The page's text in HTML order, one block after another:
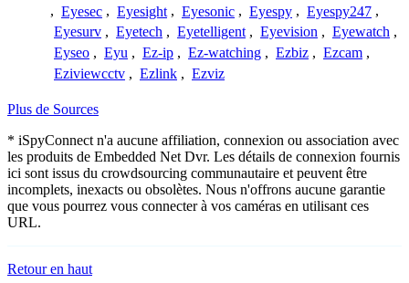
, Eyesec , Eyesight , Eyesonic , Eyespy , Eyespy247 ,
Eyesurv , Eyetech , Eyetelligent , Eyevision , Eyewatch ,
Eyseo , Eyu , Ez-ip , Ez-watching , Ezbiz , Ezcam ,
Eziviewcctv , Ezlink , Ezviz
Plus de Sources
* iSpyConnect n'a aucune affiliation, connexion ou association avec
les produits de Embedded Net Dvr. Les détails de connexion fournis
ici sont issus du crowdsourcing communautaire et peuvent être
incomplets, inexacts ou obsolètes. Nous n'offrons aucune garantie
que vous pourrez vous connecter à vos caméras en utilisant ces
URL.
Retour en haut